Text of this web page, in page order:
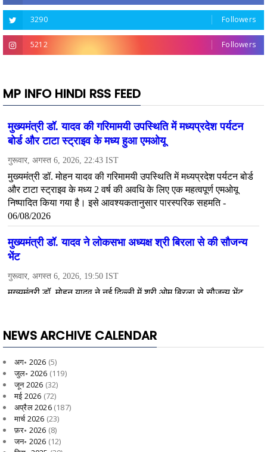
3290 Followers
5212 Followers
MP INFO HINDI RSS FEED
NEWS ARCHIVE CALENDAR
अग॰ 2026 (5)
जुल॰ 2026 (119)
जून 2026 (32)
मई 2026 (72)
अप्रैल 2026(187)
मार्च 2026 (23)
फ़र॰ 2026 (8)
जन॰ 2026 (12)